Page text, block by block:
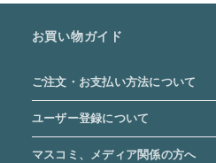
お買い物ガイド
ご注文・お支払い方法について
ユーザー登録について
マスコミ、メディア関係の方へ